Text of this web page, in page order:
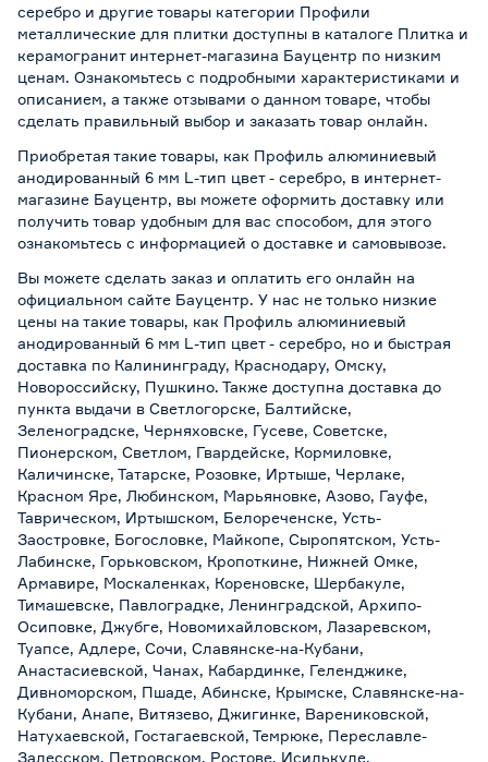
серебро и другие товары категории Профили
металлические для плитки доступны в каталоге Плитка и
керамогранит интернет-магазина Бауцентр по низким
ценам. Ознакомьтесь с подробными характеристиками и
описанием, а также отзывами о данном товаре, чтобы
сделать правильный выбор и заказать товар онлайн.
Приобретая такие товары, как Профиль алюминиевый
анодированный 6 мм L-тип цвет - серебро, в интернет-
магазине Бауцентр, вы можете оформить доставку или
получить товар удобным для вас способом, для этого
ознакомьтесь с информацией о доставке и самовывозе.
Вы можете сделать заказ и оплатить его онлайн на
официальном сайте Бауцентр. У нас не только низкие
цены на такие товары, как Профиль алюминиевый
анодированный 6 мм L-тип цвет - серебро, но и быстрая
доставка по Калининграду, Краснодару, Омску,
Новороссийску, Пушкино. Также доступна доставка до
пункта выдачи в Светлогорске, Балтийске,
Зеленоградске, Черняховске, Гусеве, Советске,
Пионерском, Светлом, Гвардейске, Кормиловке,
Каличинске, Татарске, Розовке, Иртыше, Черлаке,
Красном Яре, Любинском, Марьяновке, Азово, Гауфе,
Таврическом, Иртышском, Белореченске, Усть-
Заостровке, Богословке, Майкопе, Сыропятском, Усть-
Лабинске, Горьковском, Кропоткине, Нижней Омке,
Армавире, Москаленках, Кореновске, Шербакуле,
Тимашевске, Павлоградке, Ленинградской, Архипо-
Осиповке, Джубге, Новомихайловском, Лазаревском,
Туапсе, Адлере, Сочи, Славянске-на-Кубани,
Анастасиевской, Чанах, Кабардинке, Геленджике,
Дивноморском, Пшаде, Абинске, Крымске, Славянске-на-
Кубани, Анапе, Витязево, Джигинке, Варениковской,
Натухаевской, Гостагаевской, Темрюке, Переславле-
Залесском, Петровском, Ростове, Исилькуле,